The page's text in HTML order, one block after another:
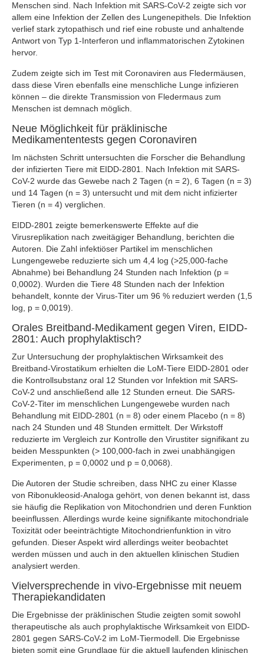
Menschen sind. Nach Infektion mit SARS-CoV-2 zeigte sich vor
allem eine Infektion der Zellen des Lungenepithels. Die Infektion
verlief stark zytopathisch und rief eine robuste und anhaltende
Antwort von Typ 1-Interferon und inflammatorischen Zytokinen
hervor.
Zudem zeigte sich im Test mit Coronaviren aus Fledermäusen,
dass diese Viren ebenfalls eine menschliche Lunge infizieren
können – die direkte Transmission von Fledermaus zum
Menschen ist demnach möglich.
Neue Möglichkeit für präklinische
Medikamententests gegen Coronaviren
Im nächsten Schritt untersuchten die Forscher die Behandlung
der infizierten Tiere mit EIDD-2801. Nach Infektion mit SARS-
CoV-2 wurde das Gewebe nach 2 Tagen (n = 2), 6 Tagen (n = 3)
und 14 Tagen (n = 3) untersucht und mit dem nicht infizierter
Tieren (n = 4) verglichen.
EIDD-2801 zeigte bemerkenswerte Effekte auf die
Virusreplikation nach zweitägiger Behandlung, berichten die
Autoren. Die Zahl infektiöser Partikel im menschlichen
Lungengewebe reduzierte sich um 4,4 log (>25,000-fache
Abnahme) bei Behandlung 24 Stunden nach Infektion (p =
0,0002). Wurden die Tiere 48 Stunden nach der Infektion
behandelt, konnte der Virus-Titer um 96 % reduziert werden (1,5
log, p = 0,0019).
Orales Breitband-Medikament gegen Viren, EIDD-
2801: Auch prophylaktisch?
Zur Untersuchung der prophylaktischen Wirksamkeit des
Breitband-Virostatikum erhielten die LoM-Tiere EIDD-2801 oder
die Kontrollsubstanz oral 12 Stunden vor Infektion mit SARS-
CoV-2 und anschließend alle 12 Stunden erneut. Die SARS-
CoV-2-Titer im menschlichen Lungengewebe wurden nach
Behandlung mit EIDD-2801 (n = 8) oder einem Placebo (n = 8)
nach 24 Stunden und 48 Stunden ermittelt. Der Wirkstoff
reduzierte im Vergleich zur Kontrolle den Virustiter signifikant zu
beiden Messpunkten (> 100,000-fach in zwei unabhängigen
Experimenten, p = 0,0002 und p = 0,0068).
Die Autoren der Studie schreiben, dass NHC zu einer Klasse
von Ribonukleosid-Analoga gehört, von denen bekannt ist, dass
sie häufig die Replikation von Mitochondrien und deren Funktion
beeinflussen. Allerdings wurde keine signifikante mitochondriale
Toxizität oder beeinträchtigte Mitochondrienfunktion in vitro
gefunden. Dieser Aspekt wird allerdings weiter beobachtet
werden müssen und auch in den aktuellen klinischen Studien
analysiert werden.
Vielversprechende in vivo-Ergebnisse mit neuem
Therapiekandidaten
Die Ergebnisse der präklinischen Studie zeigten somit sowohl
therapeutische als auch prophylaktische Wirksamkeit von EIDD-
2801 gegen SARS-CoV-2 im LoM-Tiermodell. Die Ergebnisse
bieten somit eine Grundlage für die aktuell laufenden klinischen